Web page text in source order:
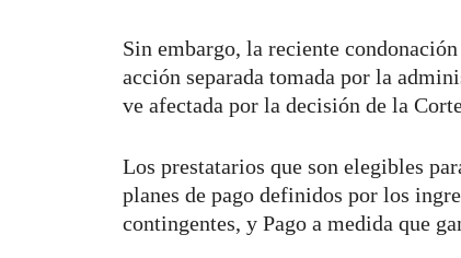
Sin embargo, la reciente
acción separada tomada por la
ve afectada por la decisión de la
Los prestatarios que son elegibles
planes de pago definidos por los
contingentes, y Pago a medida que